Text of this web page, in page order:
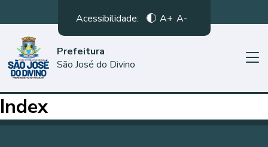
Acessibilidade: A+ A-
Prefeitura
São José do Divino
Index